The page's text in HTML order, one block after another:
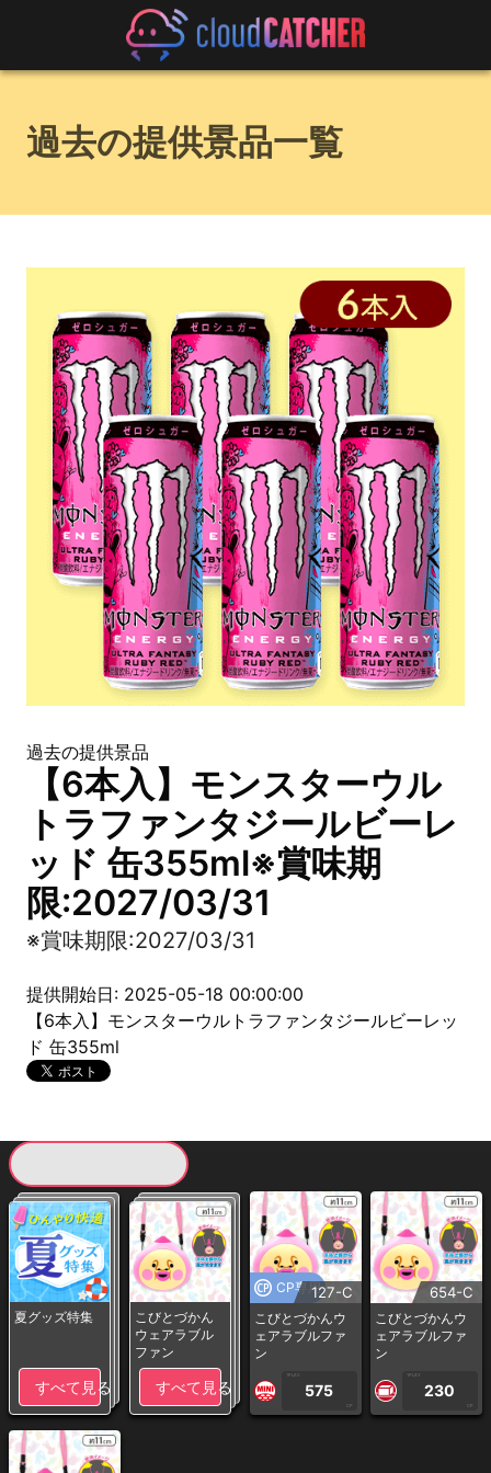
過去の提供景品一覧
過去の提供景品
【6本入】モンスターウル
トラファンタジールビーレ
ッド 缶355ml※賞味期
限:2027/03/31
※賞味期限:2027/03/31
提供開始日: 2025-05-18 00:00:00
【6本入】モンスターウルトラファンタジールビーレッ
ド 缶355ml
夏グッズ特集
すべて見る
こびとづかん
ウェアラブル
ファン
すべて見る
CP専用127-C
こびとづかんウ
ェアラブルファ
ン
1PLAY
575
CP
654-C
こびとづかんウ
ェアラブルファ
ン
1PLAY
230
CP